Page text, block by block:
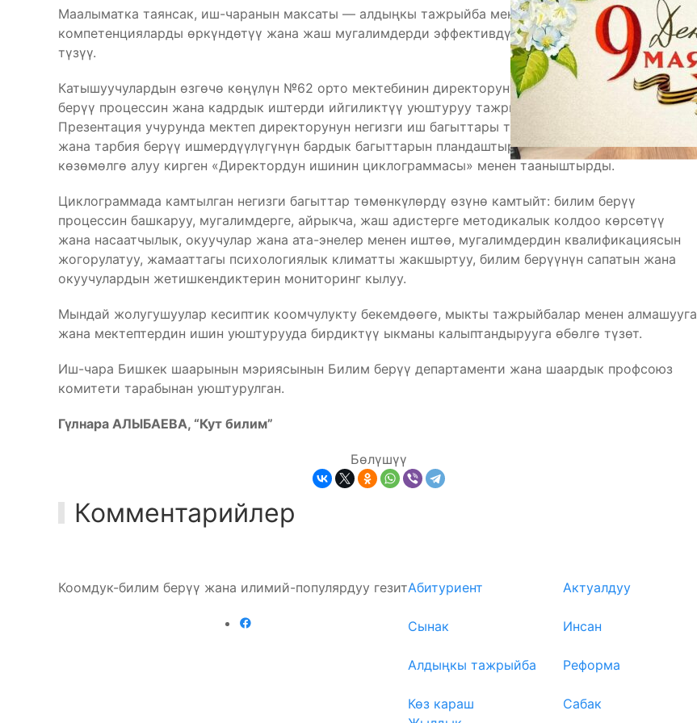
Маалыматка таянсак, иш-чаранын максаты — алдыңкы тажрыйба менен бөлүшүү, башкаруучулук
компетенцияларды өркүндөтүү жана жаш мугалимдерди эффективдүү колдоо үчүн шарттарды
түзүү.
Катышуучулардын өзгөчө көңүлүн №62 орто мектебинин директорунун баяны бурду. Ал билим
берүү процессин жана кадрдык иштерди ийгиликтүү уюштуруу тажрыйбасы менен бөлүштү.
Презентация учурунда мектеп директорунун негизги иш багыттары тууралуу айтып берип, билим
жана тарбия берүү ишмердүүлүгүнүн бардык багыттарын пландаштыруу, уюштуруу жана
көзөмөлгө алуу кирген «Директордун ишинин циклограммасы» менен тааныштырды.
Циклограммада камтылган негизги багыттар төмөнкүлөрдү өзүнө камтыйт: билим берүү
процессин башкаруу, мугалимдерге, айрыкча, жаш адистерге методикалык колдоо көрсөтүү
жана насаатчылык, окуучулар жана ата-энелер менен иштөө, мугалимдердин квалификациясын
жогорулатуу, жамааттагы психологиялык климатты жакшыртуу, билим берүүнүн сапатын жана
окуучулардын жетишкендиктерин мониторинг кылуу.
Мындай жолугушуулар кесиптик коомчулукту бекемдөөгө, мыкты тажрыйбалар менен алмашууга
жана мектептердин ишин уюштурууда бирдиктүү ыкманы калыптандырууга өбөлгө түзөт.
Иш-чара Бишкек шаарынын мэриясынын Билим берүү департаменти жана шаардык профсоюз
комитети тарабынан уюштурулган.
Гүлнара АЛЫБАЕВА, “Кут билим”
Бөлүшүү
Комментарийлер
Коомдук-билим берүү жана илимий-популярдуу гезитАбитуриент Актуалдуу
Сынак Инсан
Алдыңкы тажрыйба Реформа
Көз караш Сабак